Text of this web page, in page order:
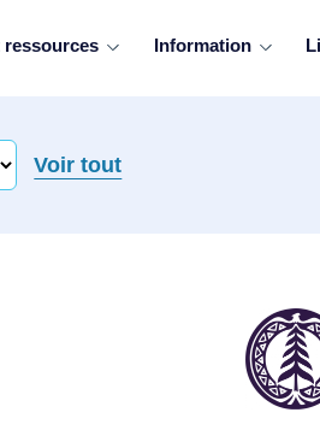
Information
Voir tout